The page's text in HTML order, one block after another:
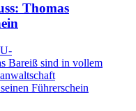
Thomas
Bareiß sind in vollem
Führerschein